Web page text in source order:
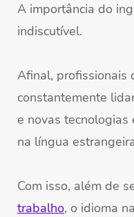
A importância do
indiscutível.
Afinal, profissionais
constantemente
e novas
na língua
Com isso, além de
trabalho, o idioma